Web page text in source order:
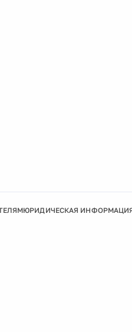
ЮРИДИЧЕСКАЯ